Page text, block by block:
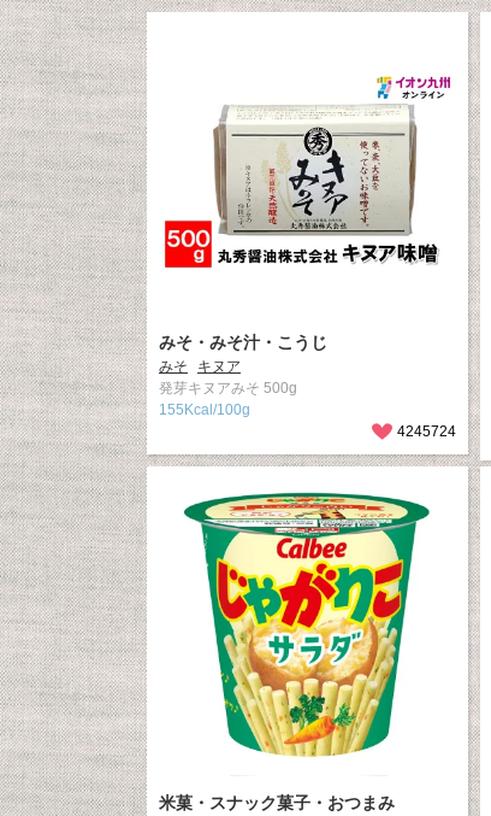
みそ・みそ汁・こうじ
みそ
キヌア
発芽キヌアみそ 500g
155Kcal/100g
4245724
米菓・スナック菓子・おつまみ